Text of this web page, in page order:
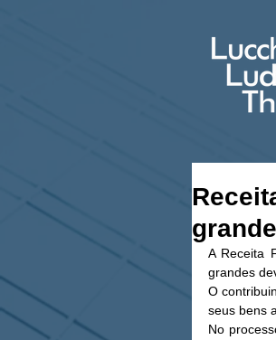
A Receita
grandes
O
seus bens
No